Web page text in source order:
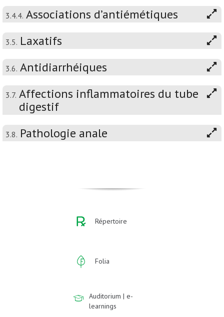
3.4.4. Associations d’antiémétiques
3.5. Laxatifs
3.6. Antidiarrhéiques
3.7. Affections inflammatoires du tube
digestif
3.8. Pathologie anale
Répertoire
Folia
Auditorium | e-
learnings